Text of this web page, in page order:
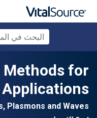
for
Plasmons and Waves